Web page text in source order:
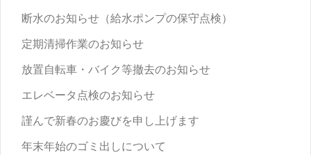
断水のお知らせ（給水ポンプの保守点検）
定期清掃作業のお知らせ
放置自転車・バイク等撤去のお知らせ
エレベータ点検のお知らせ
謹んで新春のお慶びを申し上げます
年末年始のゴミ出しについて